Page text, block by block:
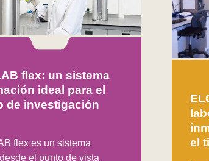
flex: un sistema
ideal para el
de investigación
flex es un sistema
el punto de vista
el